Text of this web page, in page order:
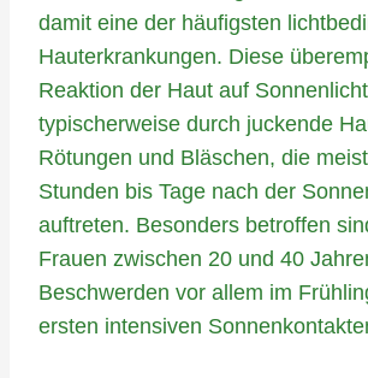
damit eine der häufigsten
Hauterkrankungen. Diese
Reaktion der Haut auf
typischerweise durch juckende
Rötungen und Bläschen, die
Stunden bis Tage nach der
auftreten. Besonders betroffen
Frauen zwischen 20 und 40
Beschwerden vor allem im
ersten intensiven